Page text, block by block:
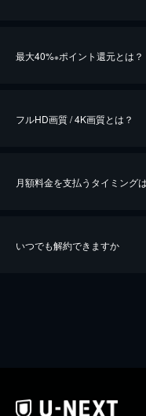
最大40%※ポイント還元とは？
※40％ポイント還元の対象は、クレ
フルHD画質 / 4K画質とは？
月額料金を支払うタイミング
いつでも解約できますか